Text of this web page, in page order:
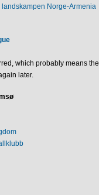
landskampen Norge-Armenia
which probably means the
later.